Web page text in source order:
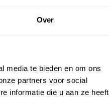
Over
media te bieden en om ons
partners voor social
informatie die u aan ze heeft